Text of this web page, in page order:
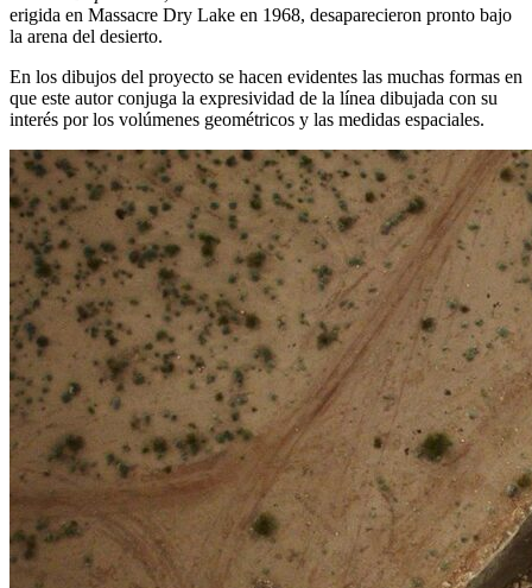
erigida en Massacre Dry Lake en 1968, desaparecieron pronto bajo
la arena del desierto.
En los dibujos del proyecto se hacen evidentes las muchas formas en
que este autor conjuga la expresividad de la línea dibujada con su
interés por los volúmenes geométricos y las medidas espaciales.